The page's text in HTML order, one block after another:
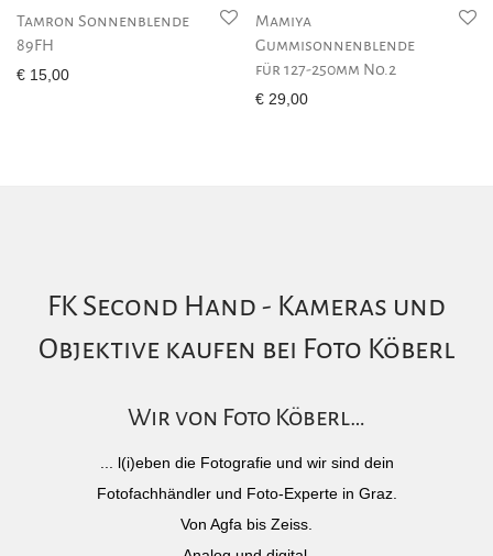
Tamron Sonnenblende
89FH
€ 15,00
Mamiya
Gummisonnenblende
für 127-250mm No.2
€ 29,00
FK Second Hand - Kameras und
Objektive kaufen bei Foto Köberl
Wir von Foto Köberl…
... l(i)eben die Fotografie und wir sind dein
Fotofachhändler und Foto-Experte in Graz.
Von Agfa bis Zeiss.